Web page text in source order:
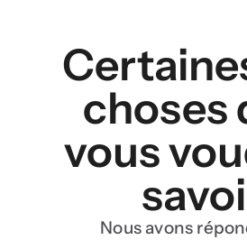
choses
vous
Nous avons